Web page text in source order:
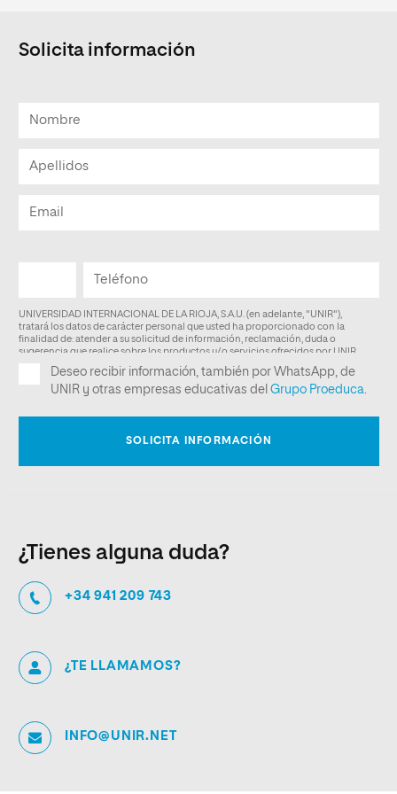
Solicita información
¿Tienes alguna duda?
+34 941 209 743
¿TE LLAMAMOS?
INFO@UNIR.NET